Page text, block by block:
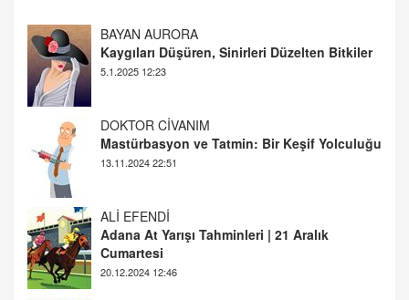
DOKTOR CİVANIM
Mastürbasyon ve Tatmin: Bir Keşif Yolculuğu
13.11.2024 22:51
ALİ EFENDİ
Adana At Yarışı Tahminleri | 21 Aralık
Cumartesi
TUTKUNUN PERİSİ
Sağlıklı Bir Cinsel Yaşam ile İlgili Bilinmesi
Gerekenler
08.11.2024 13:16